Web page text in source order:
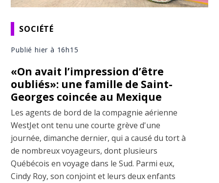
SOCIÉTÉ
Publié hier à 16h15
«On avait l’impression d’être
oubliés»: une famille de Saint-
Georges coincée au Mexique
Les agents de bord de la compagnie aérienne
WestJet ont tenu une courte grève d'une
journée, dimanche dernier, qui a causé du tort à
de nombreux voyageurs, dont plusieurs
Québécois en voyage dans le Sud. Parmi eux,
Cindy Roy, son conjoint et leurs deux enfants